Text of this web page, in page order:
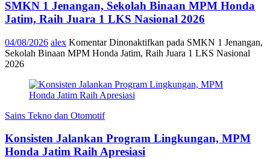
SMKN 1 Jenangan, Sekolah Binaan MPM Honda
Jatim, Raih Juara 1 LKS Nasional 2026
04/08/2026 alex Komentar Dinonaktifkan pada SMKN 1 Jenangan,
Sekolah Binaan MPM Honda Jatim, Raih Juara 1 LKS Nasional
2026
Sains Tekno dan Otomotif
Konsisten Jalankan Program Lingkungan, MPM
Honda Jatim Raih Apresiasi